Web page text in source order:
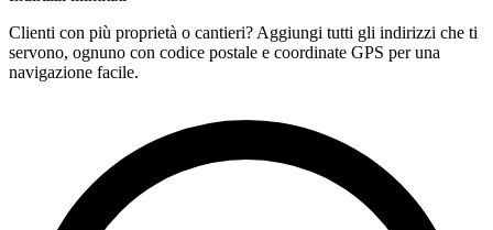
Clienti con più proprietà o cantieri? Aggiungi tutti gli indirizzi che ti
servono, ognuno con codice postale e coordinate GPS per una
navigazione facile.